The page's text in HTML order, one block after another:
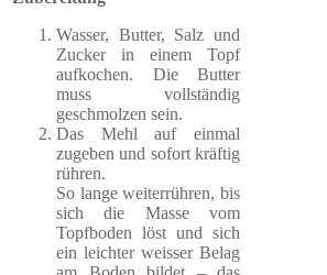
Wasser, Butter, Salz und
Zucker in einem Topf
aufkochen. Die Butter
muss vollständig
geschmolzen sein.
Das Mehl auf einmal
zugeben und sofort kräftig
rühren.
So lange weiterrühren, bis
sich die Masse vom
Topfboden löst und sich
ein leichter weisser Belag